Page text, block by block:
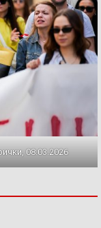
08.03.2026